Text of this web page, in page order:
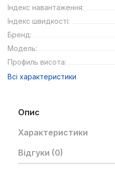
Індекс навантаження:
Індекс швидкості:
Бренд:
Модель:
Профиль висота:
Всі характеристики
Опис
Характеристики
Відгуки (0)